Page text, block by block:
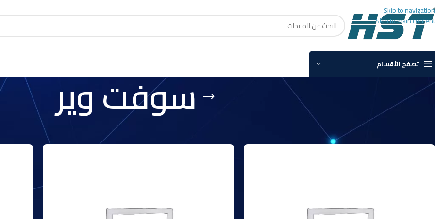
Skip to navigation
Skip to main content
تصفح الأقسام
سوفت وير عرض